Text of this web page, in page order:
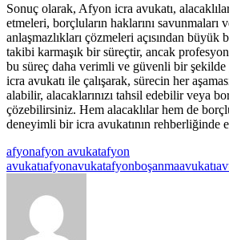
Sonuç olarak, Afyon icra avukatı,
etmeleri, borçluların haklarını savunmaları
anlaşmazlıkları çözmeleri açısından büyük
takibi karmaşık bir süreçtir, ancak
bu süreç daha verimli ve güvenli bir
icra avukatı ile çalışarak, sürecin her
alabilir, alacaklarınızı tahsil edebilir veya
çözebilirsiniz. Hem alacaklılar hem de
deneyimli bir icra avukatının rehberliğinde
afyonafyon avukatafyon
avukatıafyonavukatafyonboşanmaavukatı